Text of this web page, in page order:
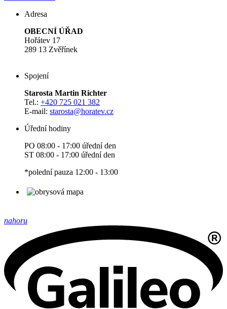
Adresa
OBECNÍ ÚŘAD
Hořátev 17
289 13 Zvěřínek
Spojení
Starosta Martin Richter
Tel.: +420 725 021 382
E-mail: starosta@horatev.cz
Úřední hodiny
PO 08:00 - 17:00 úřední den
ST 08:00 - 17:00 úřední den
*polední pauza 12:00 - 13:00
nahoru